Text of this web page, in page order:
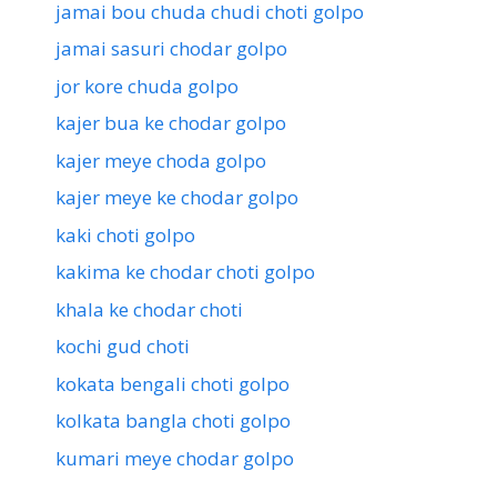
jamai bou chuda chudi choti golpo
jamai sasuri chodar golpo
jor kore chuda golpo
kajer bua ke chodar golpo
kajer meye choda golpo
kajer meye ke chodar golpo
kaki choti golpo
kakima ke chodar choti golpo
khala ke chodar choti
kochi gud choti
kokata bengali choti golpo
kolkata bangla choti golpo
kumari meye chodar golpo